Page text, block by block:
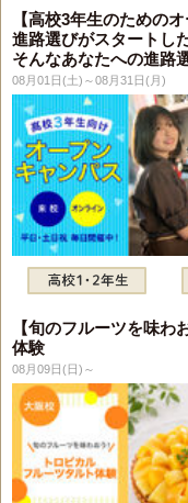
【高校3年生のための
進路選びがスタートし
そんなあなたへの進路
08月01日(土)～08月31日(月)
【旬のフルーツを味わ
体験
08月09日(日)～